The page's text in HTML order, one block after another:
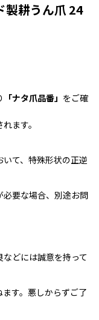
製耕うん爪 24
「ナタ爪品番」 をご確
れます。
て、特殊形状の正逆
要な場合、別途お問
どには誠意を持って
す。悪しからずご了